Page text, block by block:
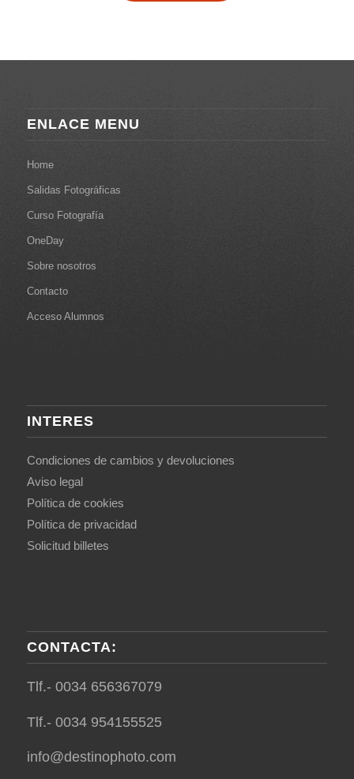
ENLACE MENU
Home
Salidas Fotográficas
Curso Fotografía
OneDay
Sobre nosotros
Contacto
Acceso Alumnos
INTERES
Condiciones de cambios y devoluciones
Aviso legal
Política de cookies
Política de privacidad
Solicitud billetes
CONTACTA:
Tlf.- 0034 656367079
Tlf.- 0034 954155525
info@destinophoto.com